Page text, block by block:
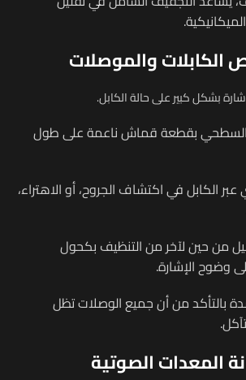
بشكل كبير على حالة الكابل.
السطحي بقطعة قماش ناعمة على طول
الكابل في اكتشاف الجروح، أو الاهتراء،
من حين لآخر من التنظيف بكحول
وضوح الإشارة.
بالتأكد من أن جميع الوصلات تظل